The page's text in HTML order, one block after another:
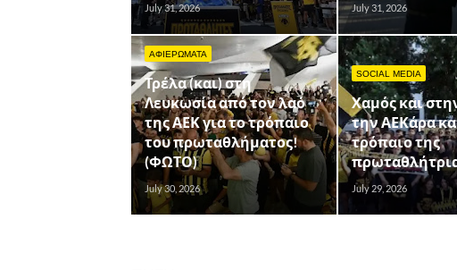
July 31, 2026 July 31, 2026
ΑΦΙΕΡΩΜΑΤΑ
Τρέλα (και) στη
Λευκωσία από τον λαό
της ΑΕΚ για το τρόπαιο
του πρωταθλήματος!
(ΦΩΤΟ)
July 30, 2026
SOCIAL MEDIA
Χαμός και
την ΑΕΚάρα
τρόπαιο της
July 29, 2026